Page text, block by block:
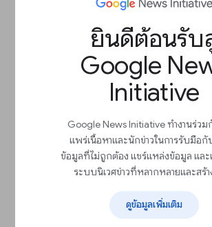
ยินดีต้อนรับ
Google
Initiative
Google News Initiative ทำงานร่วม
แพร่เนื้อหาและนักข่าวในการรับมือกั
ข้อมูลที่ไม่ถูกต้อง แชร์แหล่งข้อมูล และ
ระบบนิเวศข่าวที่หลากหลายและสร้า
ดูข้อมูลเพิ่มเติม